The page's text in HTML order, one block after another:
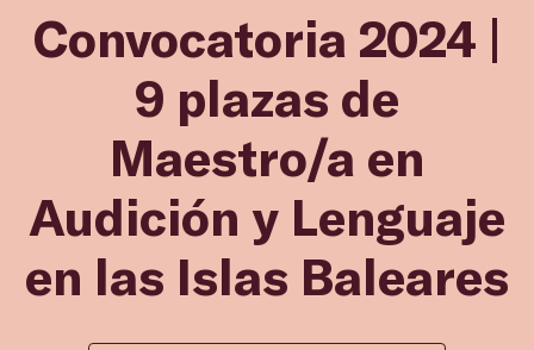
Convocatoria 2024 |
9 plazas de
Maestro/a en
Audición y Lenguaje
en las Islas Baleares